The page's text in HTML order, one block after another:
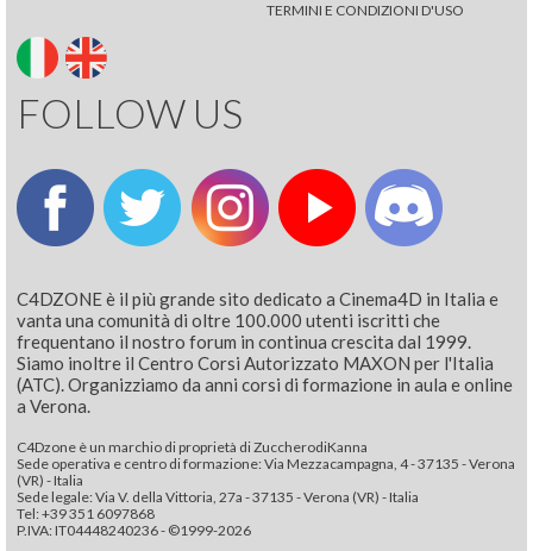
TERMINI E CONDIZIONI D'USO
FOLLOW US
C4DZONE è il più grande sito dedicato a Cinema4D in Italia e
vanta una comunità di oltre 100.000 utenti iscritti che
frequentano il nostro forum in continua crescita dal 1999.
Siamo inoltre il Centro Corsi Autorizzato MAXON per l'Italia
(ATC). Organizziamo da anni corsi di formazione in aula e online
a Verona.
C4Dzone è un marchio di proprietà di ZuccherodiKanna
Sede operativa e centro di formazione: Via Mezzacampagna, 4 - 37135 - Verona
(VR) - Italia
Sede legale: Via V. della Vittoria, 27a - 37135 - Verona (VR) - Italia
Tel: +39 351 6097868‬
P.IVA: IT04448240236 - ©1999-2026